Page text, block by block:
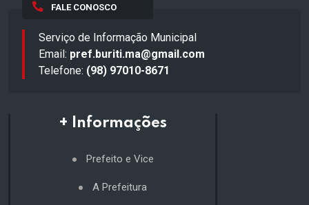
FALE CONOSCO
Serviço de Informação Municipal
Email: pref.buriti.ma@gmail.com
Telefone: (98) 97010-8671
+ Informações
Prefeito e Vice
A Prefeitura